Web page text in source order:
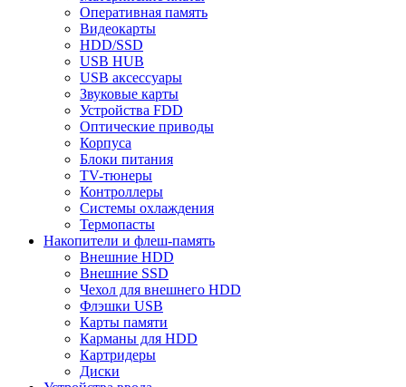
Оперативная память
Видеокарты
HDD/SSD
USB HUB
USB аксессуары
Звуковые карты
Устройства FDD
Оптические приводы
Корпуса
Блоки питания
TV-тюнеры
Контроллеры
Системы охлаждения
Термопасты
Накопители и флеш-память
Внешние HDD
Внешние SSD
Чехол для внешнего HDD
Флэшки USB
Карты памяти
Карманы для HDD
Картридеры
Диски